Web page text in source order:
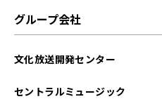
グループ会社
文化放送開発センター
セントラルミュージック